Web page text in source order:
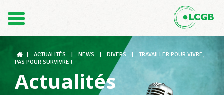
DE
Le LCGB
ACTUALITÉS NEWS DIVERS
TRAVAILLER POUR VIVRE,
PAS POUR SURVIVRE !
Actualités